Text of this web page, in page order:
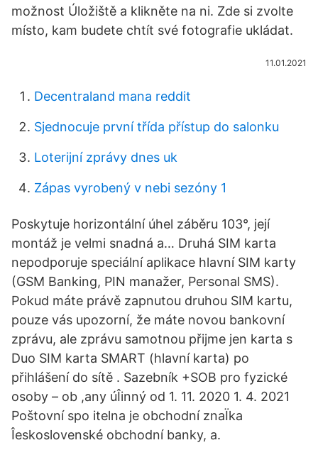
možnost Úložiště a klikněte na ni. Zde si zvolte
místo, kam budete chtít své fotografie ukládat.
11.01.2021
Decentraland mana reddit
Sjednocuje první třída přístup do salonku
Loterijní zprávy dnes uk
Zápas vyrobený v nebi sezóny 1
Poskytuje horizontální úhel záběru 103°, její
montáž je velmi snadná a… Druhá SIM karta
nepodporuje speciální aplikace hlavní SIM karty
(GSM Banking, PIN manažer, Personal SMS).
Pokud máte právě zapnutou druhou SIM kartu,
pouze vás upozorní, že máte novou bankovní
zprávu, ale zprávu samotnou přijme jen karta s
Duo SIM karta SMART (hlavní karta) po
přihlášení do sítě . Sazebník +SOB pro fyzické
osoby – ob ,any úÎinný od 1. 11. 2020 1. 4. 2021
Poštovní spo itelna je obchodní znaÏka
Îeskoslovenské obchodní banky, a.